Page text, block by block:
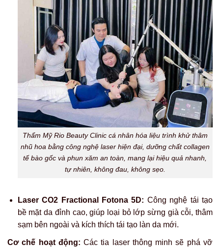
Thẩm Mỹ Rio Beauty Clinic cá nhân hóa liệu trình khử thâm
nhũ hoa bằng công nghệ laser hiện đại, dưỡng chất collagen
tế bào gốc và phun xăm an toàn, mang lại hiệu quả nhanh,
tự nhiên, không đau, không sẹo.
Laser CO2 Fractional Fotona 5D: Công nghệ tái tạo
bề mặt da đỉnh cao, giúp loại bỏ lớp sừng già cỗi, thâm
sạm bên ngoài và kích thích tái tạo làn da mới.
Cơ chế hoạt động: Các tia laser thông minh sẽ phá vỡ